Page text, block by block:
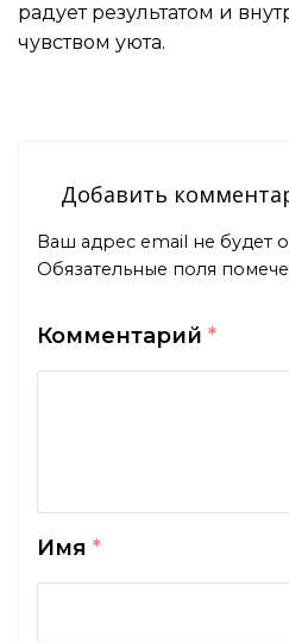
радует результатом и
чувством уюта.
Добавить
Ваш адрес email не будет
Обязательные поля
Комментарий *
Имя *